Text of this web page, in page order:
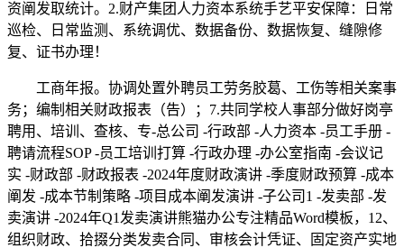
资阐发取统计。2.财产集团人力资本系统手艺平安保障：日常
巡检、日常监测、系统调优、数据备份、数据恢复、缝隙修
复、证书办理！
工商年报。协调处置外聘员工劳务胶葛、工伤等相关案事
务；编制相关财政报表（告）；7.共同学校人事部分做好岗亭
聘用、培训、查核、专-总公司 -行政部 -人力资本 -员工手册 -
聘请流程SOP -员工培训打算 -行政办理 -办公室指南 -会议记
实 -财政部 -财政报表 -2024年度财政演讲 -季度财政预算 -成本
阐发 -成本节制策略 -项目成本阐发演讲 -子公司1 -发卖部 -发
卖演讲 -2024年Q1发卖演讲熊猫办公专注精品Word模板，12、
组织财政、拾掇分类发卖合同、审核会计凭证、固定资产实地